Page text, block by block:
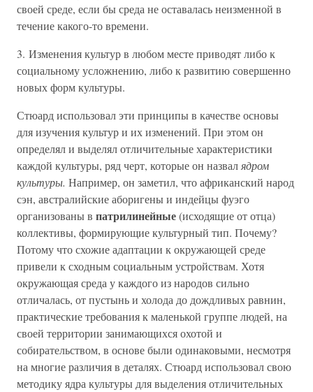
своей среде, если бы среда не оставалась неизменной в
течение какого-то времени.
3. Изменения культур в любом месте приводят либо к
социальному усложнению, либо к развитию совершенно
новых форм культуры.
Стюард использовал эти принципы в качестве основы
для изучения культур и их изменений. При этом он
определял и выделял отличительные характеристики
каждой культуры, ряд черт, которые он назвалядром
культуры. Например, он заметил, что африканский народ
сэн, австралийские аборигены и индейцы фуэго
организованы в патрилинейные(исходящие от отца)
коллективы, формирующие культурный тип. Почему?
Потому что схожие адаптации к окружающей среде
привели к сходным социальным устройствам. Хотя
окружающая среда у каждого из народов сильно
отличалась, от пустынь и холода до дождливых равнин,
практические требования к маленькой группе людей, на
своей территории занимающихся охотой и
собирательством, в основе были одинаковыми, несмотря
на многие различия в деталях. Стюард использовал свою
методику ядра культуры для выделения отличительных